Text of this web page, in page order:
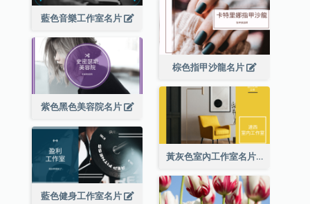
藍色音樂工作室名片
棕色指甲沙龍名片
紫色黑色美容院名片
黃灰色室內工作室名片
藍色健身工作室名片